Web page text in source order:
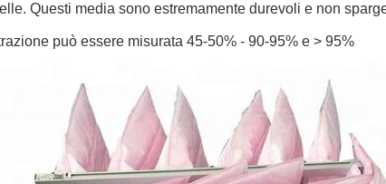
Questi media sono estremamente durevoli e non
può essere misurata 45-50% - 90-95% e > 95%